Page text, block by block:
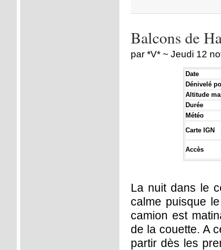
Balcons de
par *V* ~ Jeudi 12
Date
Dénivelé
Altitude
Durée
Météo
Carte IGN
Accès
La nuit dans le
calme puisque
camion est
de la couette. A
partir dès les